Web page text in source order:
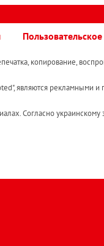
копирование,
являются рекламными и
Согласно украинскому